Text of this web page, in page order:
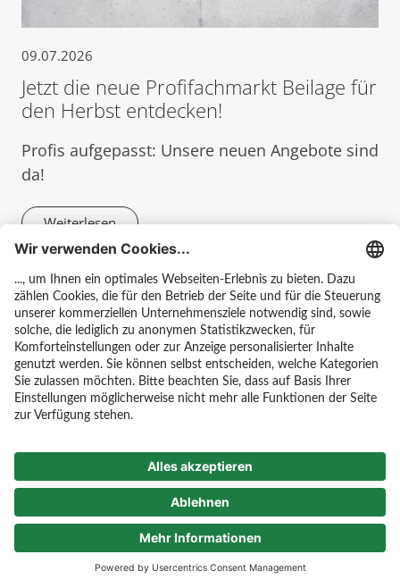
09.07.2026
Jetzt die neue Profifachmarkt Beilage für
den Herbst entdecken!
Profis aufgepasst: Unsere neuen Angebote sind
da!
Weiterlesen
Alle News ansehen